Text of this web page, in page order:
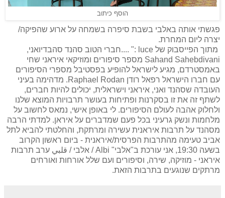
הוסף כיתוב
פגשתי אותה באלבי בשבת סיפרה בשמחה על ארוע שהפיקה/
יצרה ליום המחרת.
מתוך הפייסבוק של luce :" ....חברי הטוב סהנד סהבדיואני,
Sahand Sahebdivani מספר סיפורים ומוזיקאי איראני שחי
באמסטרדם, מגיע לישראל להופיע בפסטיבל מספרי הסיפורים
עם חברו הישראל רפאל רודן Raphael Rodan. מדהימה בעיני
העובדה שסהנד ואני, איראני וישראלית, יכולים להיות חברים,
לשתף זה את זו בסקרנות ופתיחות בעושר תרבויות המוצא שלנו
ולחלוק אהבה לעולם הסיפורים. לי באופן אישי, נמאס לחשוב על
מלחמות ונשק גרעיני בכל פעם שמדברים על איראן. למדתי הרבה
מסהנד על תרבות איראנית עשירה ומרתקת, והחלטתי להביא לתל
אביב טעימה מהתרבות הפרסית/איראנית - ביום ראשון הקרוב
בשעה 19:30, אני עורכת ב"אלבי" Albi / אלבי / قلبي ערב תרבות
איראני - מוזיקה, שירה, וסיפורים ועם שלל אורחות ואורחים
מרתקים שנוגעים בתרבות הזאת.